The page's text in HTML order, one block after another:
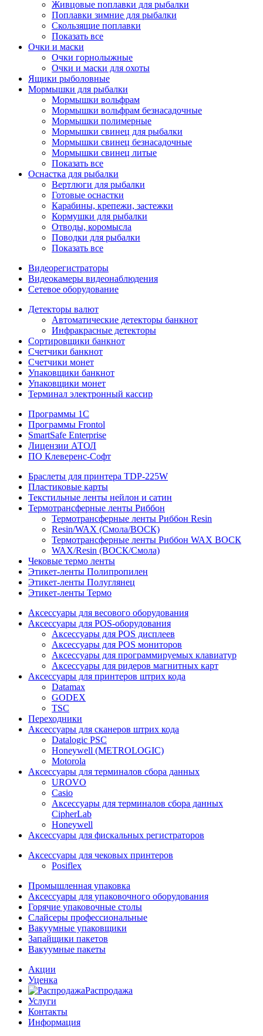
Живцовые поплавки для рыбалки
Поплавки зимние для рыбалки
Скользящие поплавки
Показать все
Очки и маски
Очки горнолыжные
Очки и маски для охоты
Ящики рыболовные
Мормышки для рыбалки
Мормышки вольфрам
Мормышки вольфрам безнасадочные
Мормышки полимерные
Мормышки свинец для рыбалки
Мормышки свинец безнасадочные
Мормышки свинец литые
Показать все
Оснастка для рыбалки
Вертлюги для рыбалки
Готовые оснастки
Карабины, крепежи, застежки
Кормушки для рыбалки
Отводы, коромысла
Поводки для рыбалки
Показать все
Видеорегистраторы
Видеокамеры видеонаблюдения
Сетевое оборудование
Детекторы валют
Автоматические детекторы банкнот
Инфракрасные детекторы
Сортировщики банкнот
Счетчики банкнот
Счетчики монет
Упаковщики банкнот
Упаковщики монет
Терминал электронный кассир
Программы 1C
Программы Frontol
SmartSafe Enterprise
Лицензии АТОЛ
ПО Клеверенс-Софт
Браслеты для принтера TDP-225W
Пластиковые карты
Текстильные ленты нейлон и сатин
Термотрансферные ленты Риббон
Термотрансферные ленты Риббон Resin
Resin/WAX (Смола/ВОСК)
Термотрансферные ленты Риббон WAX ВОСК
WAX/Resin (ВОСК/Смола)
Чековые термо ленты
Этикет-ленты Полипропилен
Этикет-ленты Полуглянец
Этикет-ленты Термо
Аксессуары для весового оборудования
Аксессуары для POS-оборудования
Аксессуары для POS дисплеев
Аксессуары для POS мониторов
Аксессуары для программируемых клавиатур
Аксессуары для ридеров магнитных карт
Аксессуары для принтеров штрих кода
Datamax
GODEX
TSC
Переходники
Аксессуары для сканеров штрих кода
Datalogic PSC
Honeywell (METROLOGIC)
Motorola
Аксессуары для терминалов сбора данных
UROVO
Casio
Аксессуары для терминалов сбора данных
CipherLab
Honeywell
Аксессуары для фискальных регистраторов
Аксессуары для чековых принтеров
Posiflex
Промышленная упаковка
Аксессуары для упаковочного оборудования
Горячие упаковочные столы
Слайсеры профессиональные
Вакуумные упаковщики
Запайщики пакетов
Вакуумные пакеты
Акции
Уценка
Распродажа
Услуги
Контакты
Информация